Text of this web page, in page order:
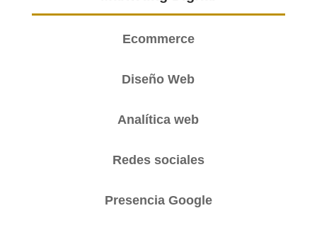
Ecommerce
Diseño Web
Analítica web
Redes sociales
Presencia Google